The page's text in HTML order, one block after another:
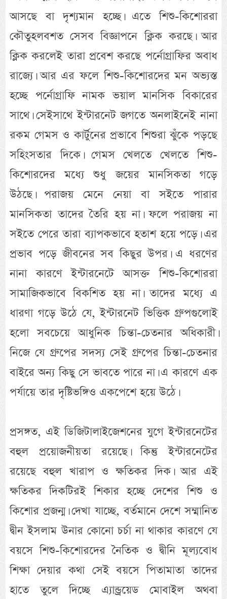
আসছে বা দৃশ্যমান হচ্ছে। এতে শিশু-কিশোররা
কৌতুহলবশত সেসব বিজ্ঞাপনে ক্লিক করছে। আর
ক্লিক করলেই তারা প্রবেশ করছে পর্নোগ্রাফির অবাধ
রাজ্যে। আর এর ফলে শিশু-কিশোরদের মন অভ্যস্ত
হচ্ছে পর্নোগ্রাফি নামক ভয়াল মানসিক বিকারের
সাথে। সেইসাথে ইন্টারনেট জগতে অনলাইনেই নানা
রকম গেমস ও কার্টুনের প্রভাবে শিশুরা ঝুঁকে পড়ছে
সহিংসতার দিকে। গেমস খেলতে খেলতে শিশু-
কিশোরদের মধ্যে শুধু জয়ের মানসিকতা গড়ে
উঠছে। পরাজয় মেনে নেয়া বা সইতে পারার
মানসিকতা তাদের তৈরি হয় না। ফলে পরাজয় না
সইতে পেরে তারা ব্যাপকভাবে হতাশ হয়ে পড়ে। এর
প্রভাব পড়ে জীবনের সব কিছুর উপর। এ ধরণের
নানা কারণে ইন্টারনেটে আসক্ত শিশু-কিশোররা
সামাজিকভাবে বিকশিত হয় না। তাদের মধ্যে এ
ধারণা গড়ে উঠে যে, ইন্টারনেট ভিত্তিক গ্রুপগুলোই
হলো সবচেয়ে আধুনিক চিন্তা-চেতনার অধিকারী।
নিজে যে গ্রুপের সদস্য সেই গ্রুপের চিন্তা-চেতনার
বাইরে অন্য কিছু সে ভাবতে পারে না। এ কারণে এক
পর্যায়ে তার দৃষ্টিভঙ্গিও একপেশে হয়ে উঠে।
প্রসঙ্গত, এই ডিজিটালাইজেশনের যুগে ইন্টারনেটের
বহুল প্রয়োজনীয়তা রয়েছে। কিন্তু ইন্টারনেটের
রয়েছে বহুল খারাপ ও ক্ষতিকর দিক। আর এই
ক্ষতিকর দিকটিরই শিকার হচ্ছে দেশের শিশু ও
কিশোর প্রজন্ম। দেখা যাচ্ছে, বর্তমানে দেশে সম্মানিত
দ্বীন ইসলাম উনার কোনো চর্চা না থাকার কারণে যে
বয়সে শিশু-কিশোরদের নৈতিক ও দ্বীনি মূল্যবোধ
শিক্ষা দেয়ার কথা সেই বয়সে পিতামাতা তাদের
হাতে তুলে দিচ্ছে এ্যান্ড্রয়েড মোবাইল অথবা